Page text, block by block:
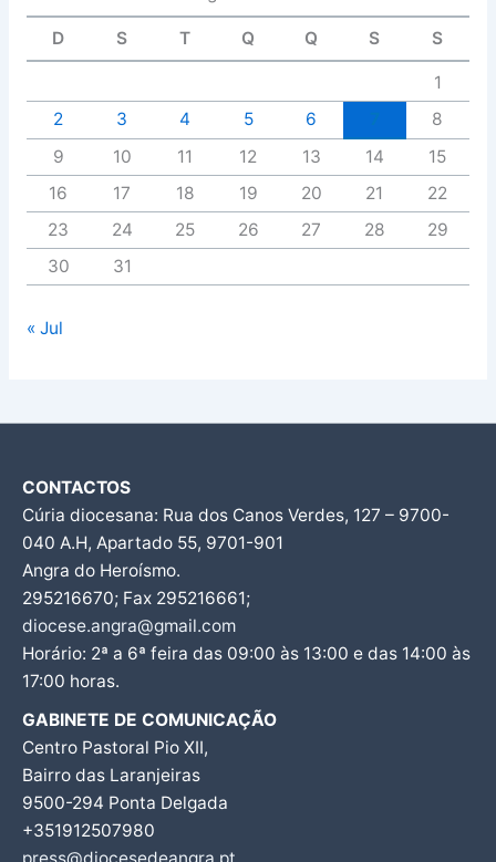
D S T Q Q S S
1
2
3 4 5 6
8
9
10 11 12 13 14
15
16
17 18 19 20 21
22
23
24 25 26 27 28
29
30
31
« Jul
CONTACTOS
Cúria diocesana: Rua dos Canos Verdes, 127 – 9700-
040 A.H, Apartado 55, 9701-901
Angra do Heroísmo.
295216670; Fax 295216661;
diocese.angra@gmail.com
Horário: 2ª a 6ª feira das 09:00 às 13:00 e das 14:00 às
17:00 horas.
GABINETE DE COMUNICAÇÃO
Centro Pastoral Pio XII,
Bairro das Laranjeiras
9500-294 Ponta Delgada
+351912507980